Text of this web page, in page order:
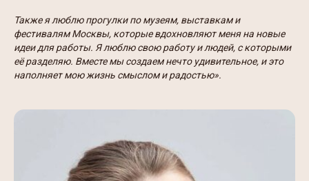
Также я люблю прогулки по музеям, выставкам и
фестивалям Москвы, которые вдохновляют меня на новые
идеи для работы. Я люблю свою работу и людей, с которыми
её разделяю. Вместе мы создаем нечто удивительное, и это
наполняет мою жизнь смыслом и радостью».